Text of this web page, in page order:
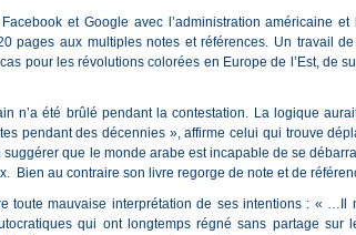
et Google avec l’administration américaine
pages aux multiples notes et références. Un travail
pour les révolutions colorées en Europe de l’Est, de
n’a été brûlé pendant la contestation. La logique
pendant des décennies », affirme celui qui trouve
que le monde arabe est incapable de se
Bien au contraire son livre regorge de note et de
toute mauvaise interprétation de ses intentions : « …Il
qui ont longtemps régné sans partage sur